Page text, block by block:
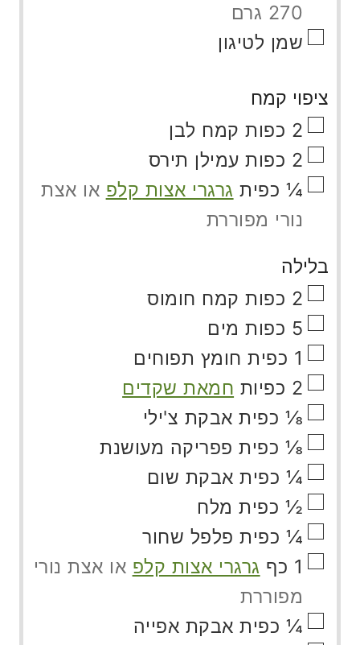
270 גרם
▢ שמן לטיגון
ציפוי קמח
▢
2 כפות קמח לבן
▢
2 כפות עמילן תירס
▢
¼ כפית גרגרי אצות קלפ או אצת
נורי מפוררת
בלילה
▢
2 כפות קמח חומוס
▢
5 כפות מים
▢
1 כפית חומץ תפוחים
▢
2 כפיות חמאת שקדים
▢
⅛ כפית אבקת צ'ילי
▢
⅛ כפית פפריקה מעושנת
▢
¼ כפית אבקת שום
▢
½ כפית מלח
▢
¼ כפית פלפל שחור
▢
1 כף גרגרי אצות קלפ או אצת נורי
מפוררת
▢
¼ כפית אבקת אפייה